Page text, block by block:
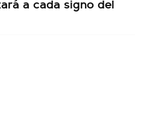
a cada signo del